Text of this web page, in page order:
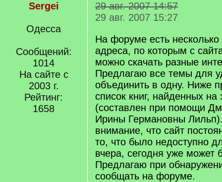
Sergei
Одесса
Сообщений:
1014
На сайте с
2003 г.
Рейтинг:
1658
29 авг. 2007 14:57
29 авг. 2007 15:27
На форуме есть несколько
адреса, по которым с
можно скачать разные
Предлагаю все темы для
объединить в одну. Ниже
список книг, найденных на
(составлен при помощи
Ирины Германовны
внимание, что сайт
то, что было недоступно
вчера, сегодня уже может
Предлагаю при
сообщать на форуме.